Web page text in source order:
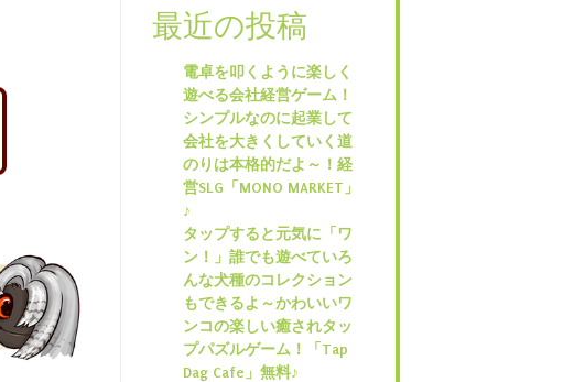
最近の投稿
電卓を叩くように楽しく
遊べる会社経営ゲーム！
シンプルなのに起業して
会社を大きくしていく道
のりは本格的だよ～！経
営SLG「MONO MARKET」
♪
タップすると元気に「ワ
ン！」誰でも遊べていろ
んな犬種のコレクション
もできるよ～かわいいワ
ンコの楽しい癒されタッ
プパズルゲーム！「Tap
Dag Cafe」無料♪